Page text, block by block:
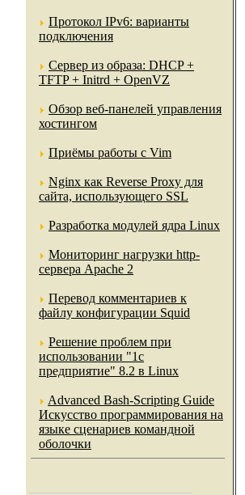
Протокол IPv6: варианты
подключения
Сервер из образа: DHCP +
TFTP + Initrd + OpenVZ
Обзор веб-панелей управления
хостингом
Приёмы работы с Vim
Nginx как Reverse Proxy для
сайта, использующего SSL
Разработка модулей ядра Linux
Мониторинг нагрузки http-
сервера Apache 2
Перевод комментариев к
файлу конфигурации Squid
Решение проблем при
использовании "1c
предприятие" 8.2 в Linux
Advanced Bash-Scripting Guide
Искусство программирования на
языке сценариев командной
оболочки